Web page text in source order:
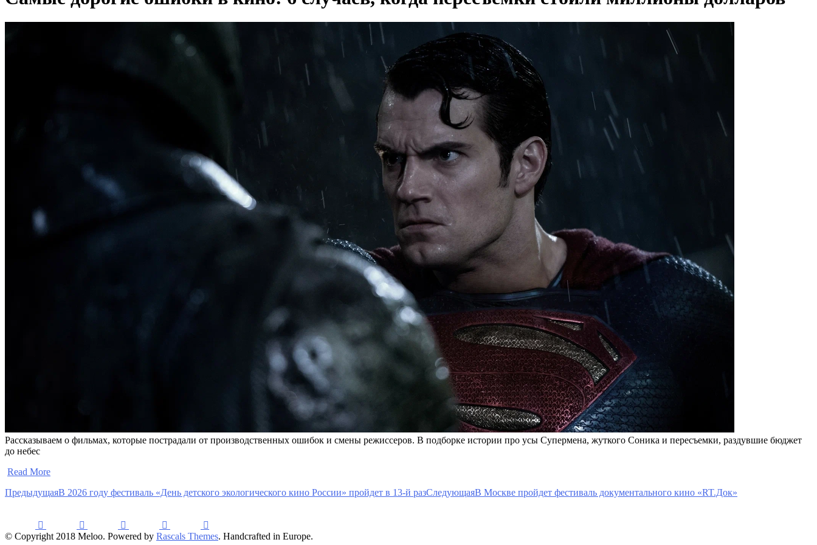
Рассказываем о фильмах, которые пострадали от производственных ошибок и смены режиссеров. В подборке истории про усы Супермена, жуткого Соника и пересъемки, раздувшие бюджет
до небес
Read More
ПредыдущаяВ 2026 году фестиваль «День детского экологического кино России» пройдет в 13-й разСледующаяВ Москве пройдет фестиваль документального кино «RT.Док»
© Copyright 2018 Meloo. Powered by Rascals Themes. Handcrafted in Europe.